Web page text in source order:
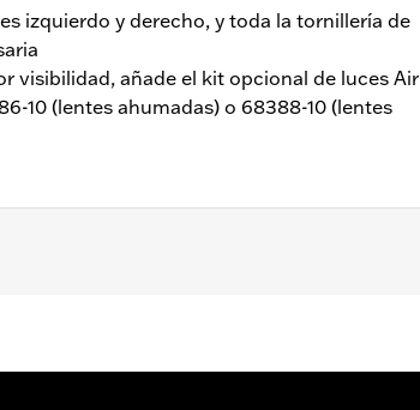
izquierdo y derecho, y toda la tornillería de
visibilidad, añade el kit opcional de luces Air
10 (lentes ahumadas) o 68388-10 (lentes